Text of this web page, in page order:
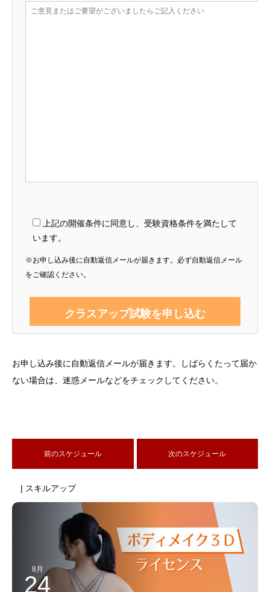
上記の開催条件に同意し、受験資格条件を満たして
います。
※お申し込み後に自動返信メールが届きます。必ず自動返信メール
をご確認ください。
お申し込み後に自動返信メールが届きます。しばらくたって届か
ない場合は、迷惑メールなどをチェックしてください。
前のスケジュール 次のスケジュール
| スキルアップ
8月
24